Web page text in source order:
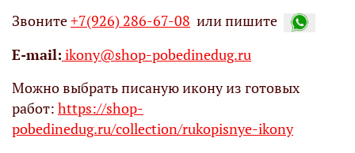
Звоните+7(926) 286-67-08 или пишите
Е-mail: ikony@shop-pobedinedug.ru
Можно выбрать писаную икону из готовых
работ: https://shop-
pobedinedug.ru/collection/rukopisnye-ikony